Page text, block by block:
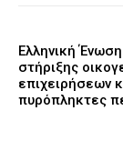
Ελληνική
στήριξης
επιχειρήσεων
πυρόπληκτες